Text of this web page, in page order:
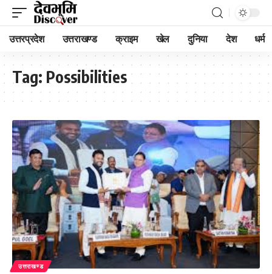
उत्तरप्रदेश उत्तराखण्ड क्राइम खेल दुनिया देश धर्म
Tag: Possibilities
उत्तराखण्ड